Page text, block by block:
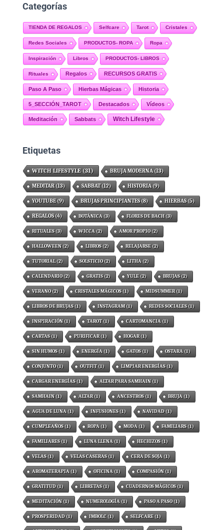
Categorías
TIENDA DE REGALOS Selfcare Tarot Cristales
Redes Sociales PRODUCTOS- ROPA Ropa
Inspiración Libros PRODUCTOS- LIBROS
Rituales Regalos RECURSOS GRATIS
Paso A Paso Hierbas Mágicas Historia
5_SECCIÓN_TAROT Destacados Vídeos
Meditación Sabbats Witch Lifestyle
Etiquetas
WITCH LIFESTYLE(31) BRUJA MODERNA(13)
MEDITAR(13) SABBAT(12) HISTORIA(9)
YOUTUBE(9) BRUJAS PRINCIPIANTES(8) HIERBAS(5)
REGALOS(4) BOTÁNICA (3) FLORES DE BACH(3)
RITUALES(3) WICCA (2) AMOR PROPIO(2)
HALLOWEEN(2) LIBROS(2) RELAJARSE(2)
TUTORIAL(2) SOLSTICIO(2) LITHA (2)
CALENDARIO(2) GRATIS(2) YULE(2) BRUJAS(2)
VERANO(2) CRISTALES MÁGICOS(1) MIDSUMMER(1)
LIBROS DE BRUJAS(1) INSTAGRAM(1) REDES SOCIALES(1)
INSPIRACIÓN(1) TAROT(1) CARTOMANCIA (1)
CARTAS(1) PURIFICAR(1) HOGAR(1)
SIN HUMOS(1) ENERGÍA (1) GATOS(1) OSTARA (1)
CONJUNTO(1) OUTFIT(1) LIMPIAR ENERGÍAS(1)
CARGAR ENERGÍAS(1) ALTAR PARA SAMHAIN(1)
SAMHAIN(1) ALTAR(1) ANCESTROS(1) BRUJA (1)
AGUA DE LUNA (1) INFUSIONES(1) NAVIDAD(1)
CUMPLEAÑOS(1) ROPA (1) MODA (1) FAMILIARS(1)
FAMILIARES(1) LUNA LLENA (1) HECHIZOS(1)
VELAS(1) VELAS CASERAS(1) CERA DE SOJA (1)
AROMATERAPIA (1) OFICINA (1) COMPASIÓN(1)
GRATITUD(1) LIBRETAS(1) CUADERNOS MÁGICOS(1)
MEDITACIÓN(1) NUMEROLOGÍA (1) PASO A PASO(1)
PROSPERIDAD(1) IMBOLC (1) SELFCARE(1)